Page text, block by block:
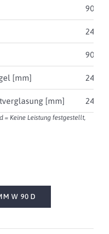
90
248
90
[mm] 24 …
[mm] 24 …
= Keine Leistung festgestellt,
W 90 D